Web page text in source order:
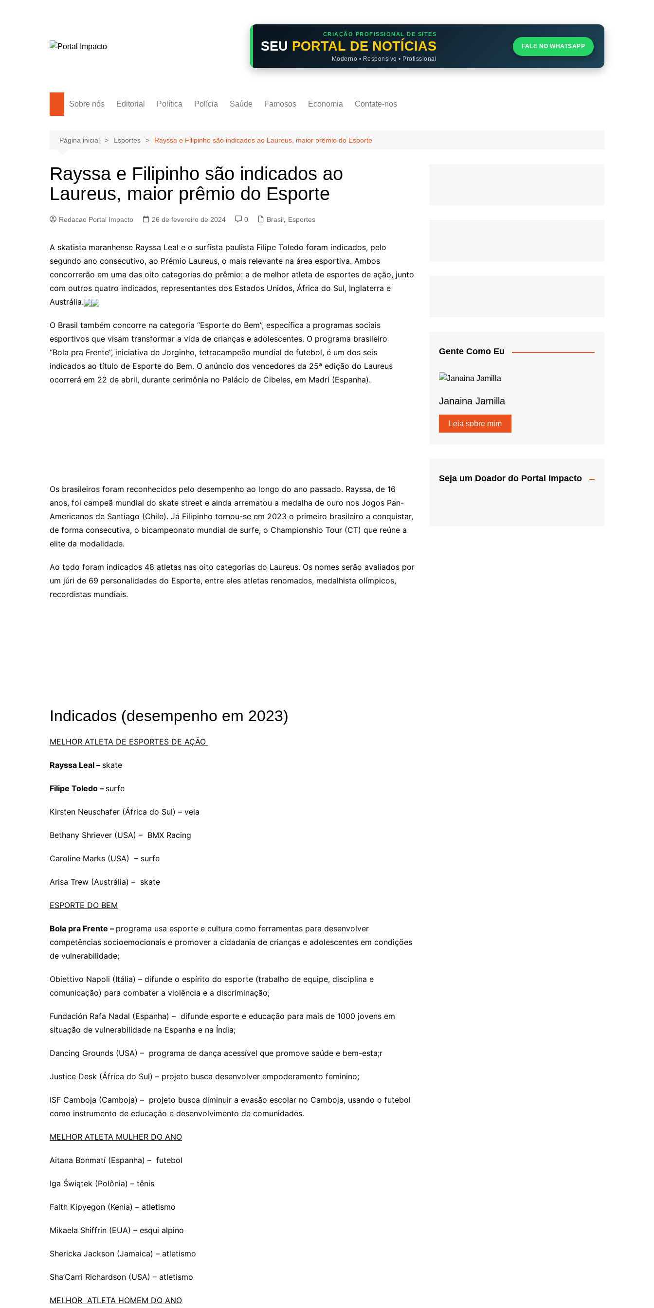
CRIAÇÃO PROFISSIONAL DE SITES
SEU PORTAL DE NOTÍCIAS
Moderno • Responsivo • Profissional
FALE NO WHATSAPP
Sobre nós Editorial
Manaus
Mundo
Política Polícia Saúde Famosos Economia Contate-nos
Página inicial Esportes Rayssa e Filipinho são indicados ao Laureus, maior prêmio do Esporte
Rayssa e Filipinho são indicados ao
Laureus, maior prêmio do Esporte
Redacao Portal Impacto 26 de fevereiro de 2024 0 Brasil Esportes
A skatista maranhense Rayssa Leal e o surfista paulista Filipe Toledo foram indicados, pelo
segundo ano consecutivo, ao Prémio Laureus, o mais relevante na área esportiva. Ambos
concorrerão em uma das oito categorias do prêmio: a de melhor atleta de esportes de ação, junto
com outros quatro indicados, representantes dos Estados Unidos, África do Sul, Inglaterra e
Austrália.
O Brasil também concorre na categoria “Esporte do Bem”, específica a programas sociais
esportivos que visam transformar a vida de crianças e adolescentes. O programa brasileiro
“Bola pra Frente”, iniciativa de Jorginho, tetracampeão mundial de futebol, é um dos seis
indicados ao título de Esporte do Bem. O anúncio dos vencedores da 25ª edição do Laureus
ocorrerá em 22 de abril, durante cerimônia no Palácio de Cibeles, em Madri (Espanha).
Os brasileiros foram reconhecidos pelo desempenho ao longo do ano passado. Rayssa, de 16
anos, foi campeã mundial do skate street e ainda arrematou a medalha de ouro nos Jogos Pan-
Americanos de Santiago (Chile). Já Filipinho tornou-se em 2023 o primeiro brasileiro a conquistar,
de forma consecutiva, o bicampeonato mundial de surfe, o Championshio Tour (CT) que reúne a
elite da modalidade.
Ao todo foram indicados 48 atletas nas oito categorias do Laureus. Os nomes serão avaliados por
um júri de 69 personalidades do Esporte, entre eles atletas renomados, medalhista olímpicos,
recordistas mundiais.
Indicados (desempenho em 2023)
MELHOR ATLETA DE ESPORTES DE AÇÃO
Rayssa Leal – skate
Filipe Toledo – surfe
Kirsten Neuschafer (África do Sul) – vela
Bethany Shriever (USA) – BMX Racing
Caroline Marks (USA) – surfe
Arisa Trew (Austrália) – skate
ESPORTE DO BEM
Bola pra Frente – programa usa esporte e cultura como ferramentas para desenvolver
competências socioemocionais e promover a cidadania de crianças e adolescentes em condições
de vulnerabilidade;
Obiettivo Napoli (Itália) – difunde o espírito do esporte (trabalho de equipe, disciplina e
comunicação) para combater a violência e a discriminação;
Fundación Rafa Nadal (Espanha) – difunde esporte e educação para mais de 1000 jovens em
situação de vulnerabilidade na Espanha e na Índia;
Dancing Grounds (USA) – programa de dança acessível que promove saúde e bem-esta;r
Justice Desk (África do Sul) – projeto busca desenvolver empoderamento feminino;
ISF Camboja (Camboja) – projeto busca diminuir a evasão escolar no Camboja, usando o futebol
como instrumento de educação e desenvolvimento de comunidades.
MELHOR ATLETA MULHER DO ANO
Aitana Bonmatí (Espanha) – futebol
Iga Świątek (Polônia) – tênis
Faith Kipyegon (Kenia) – atletismo
Mikaela Shiffrin (EUA) – esqui alpino
Shericka Jackson (Jamaica) – atletismo
Sha’Carri Richardson (USA) – atletismo
MELHOR ATLETA HOMEM DO ANO
Gente Como Eu
Janaina Jamilla
Leia sobre mim
Seja um Doador do Portal Impacto